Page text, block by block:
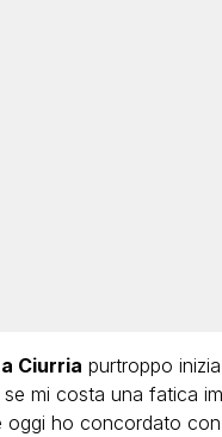
Ciurria purtroppo inizia
se mi costa una fatica
oggi ho concordato